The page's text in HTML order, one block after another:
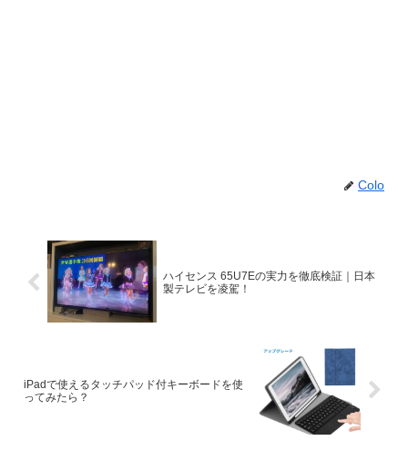
Colo
ハイセンス 65U7Eの実力を徹底検証｜日本
製テレビを凌駕！
iPadで使えるタッチパッド付キーボードを使
ってみたら？